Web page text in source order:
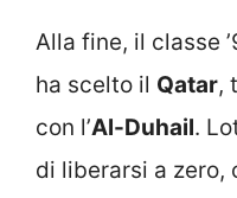
Alla fine, il classe
ha scelto il Qatar,
con l’Al-Duhail.
di liberarsi a zero,